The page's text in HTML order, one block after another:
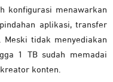
konfigurasi menawarkan
aplikasi, transfer
Meski tidak menyediakan
1 TB sudah memadai
konten.